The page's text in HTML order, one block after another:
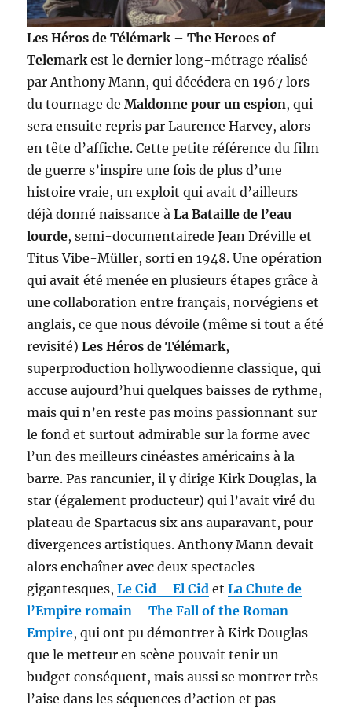
Les Héros de Télémark–The Heroes of
Telemarkest le dernier long-métrage réalisé
par Anthony Mann, qui décédera en 1967 lors
du tournage deMaldonne pour un espion, qui
sera ensuite repris par Laurence Harvey, alors
en tête d’affiche. Cette petite référence du film
de guerre s’inspire une fois de plus d’une
histoire vraie, un exploit qui avait d’ailleurs
déjà donné naissance àLa Bataille de l’eau
lourde, semi-documentairede Jean Dréville et
Titus Vibe-Müller, sorti en 1948. Une opération
qui avait été menée en plusieurs étapes grâce à
une collaboration entre français, norvégiens et
anglais, ce que nous dévoile (même si tout a été
revisité)Les Héros de Télémark,
superproduction hollywoodienne classique, qui
accuse aujourd’hui quelques baisses de rythme,
mais qui n’en reste pas moins passionnant sur
le fond et surtout admirable sur la forme avec
l’un des meilleurs cinéastes américains à la
barre. Pas rancunier, il y dirige Kirk Douglas, la
star (également producteur) qui l’avait viré du
plateau de Spartacus six ans auparavant, pour
divergences artistiques. Anthony Mann devait
alors enchaîner avec deux spectacles
gigantesques,Le Cid – El Cid etLa Chute de
l’Empire romain – The Fall of the Roman
Empire, qui ont pu démontrer à Kirk Douglas
que le metteur en scène pouvait tenir un
budget conséquent, mais aussi se montrer très
l’aise dans les séquences d’action et pas